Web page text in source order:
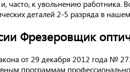
часто, к увольнению
деталей 2-5 разряда в
Фрезеровщик
от 29 декабря 2012 года
программам